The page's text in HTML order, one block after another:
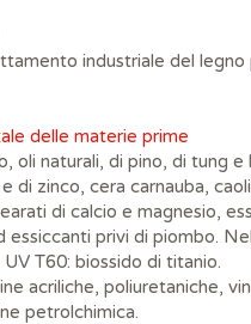
industriale del legno
delle materie prime
oli naturali, di pino, di tung e
di zinco, cera carnauba,
di calcio e magnesio,
essiccanti privi di piombo.
T60: biossido di titanio.
acriliche, poliuretaniche,
petrolchimica.